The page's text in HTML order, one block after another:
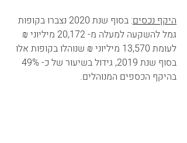
היקף נכסים
: בסוף שנת 2020 נצברו בקופות
גמל להשקעה למעלה מ- 20,172 מיליוני ₪
לעומת 13,570 מיליוני ₪ שנוהלו בקופות אלו
בהיקף הכספים המנוהלים.